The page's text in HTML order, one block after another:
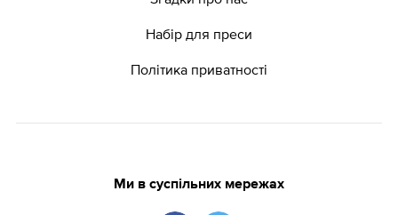
Набір для преси
Політика приватності
Ми в суспільних мережах